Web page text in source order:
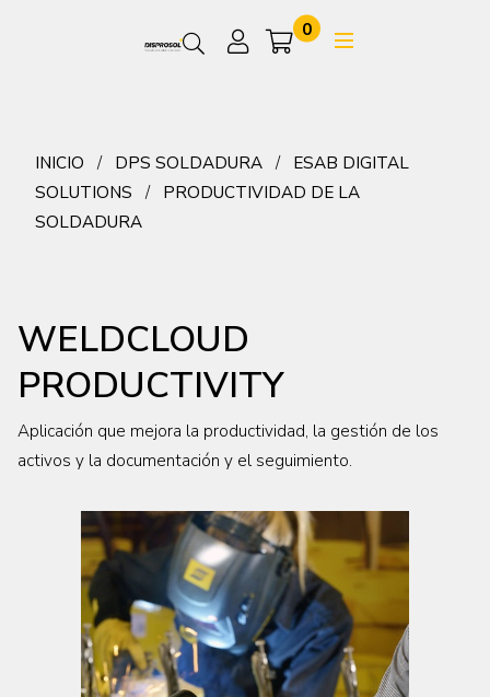
0
INICIO DPS SOLDADURA
ESAB DIGITAL
SOLUTIONS
PRODUCTIVIDAD DE LA
SOLDADURA
WELDCLOUD
PRODUCTIVITY
Aplicación que mejora la productividad, la gestión de los
activos y la documentación y el seguimiento.